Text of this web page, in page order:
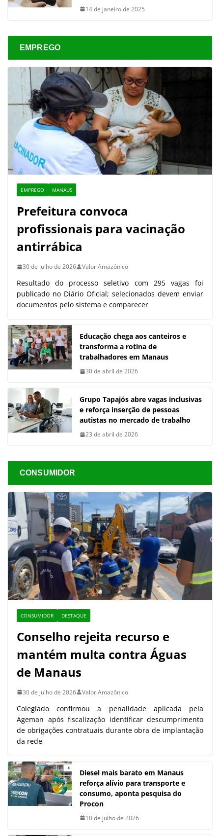
14 de janeiro de 2025
EMPREGO
EMPREGO MANAUS
Prefeitura convoca
profissionais para vacinação
antirrábica
30 de julho de 2026 Valor Amazônico
Resultado do processo seletivo com 295 vagas foi
publicado no Diário Oficial; selecionados devem enviar
documentos pelo sistema e comparecer
Educação chega aos canteiros e
transforma a rotina de
trabalhadores em Manaus
30 de abril de 2026
Grupo Tapajós abre vagas inclusivas
e reforça inserção de pessoas
autistas no mercado de trabalho
23 de abril de 2026
CONSUMIDOR
CONSUMIDOR DESTAQUE
Conselho rejeita recurso e
mantém multa contra Águas
de Manaus
30 de julho de 2026 Valor Amazônico
Colegiado confirmou a penalidade aplicada pela
Ageman após fiscalização identificar descumprimento
de obrigações contratuais durante obra de implantação
da rede
Diesel mais barato em Manaus
reforça alívio para transporte e
consumo, aponta pesquisa do
Procon
10 de julho de 2026